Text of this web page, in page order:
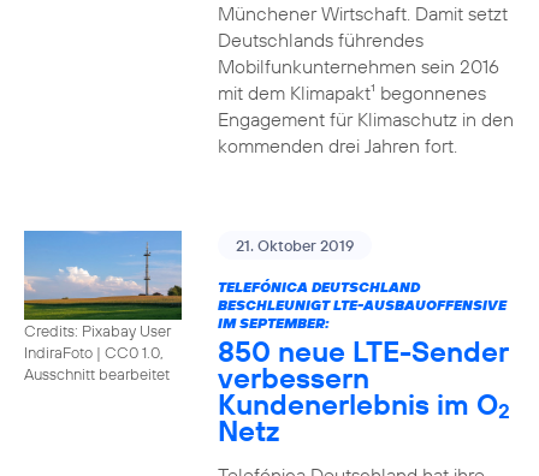
Münchener Wirtschaft. Damit setzt
Deutschlands führendes
Mobilfunkunternehmen sein 2016
mit dem Klimapakt¹ begonnenes
Engagement für Klimaschutz in den
kommenden drei Jahren fort.
Credits: Pixabay User
IndiraFoto | CC0 1.0,
Ausschnitt bearbeitet
21. Oktober 2019
TELEFÓNICA DEUTSCHLAND
BESCHLEUNIGT LTE-AUSBAUOFFENSIVE
IM SEPTEMBER:
850 neue LTE-Sender
verbessern
Kundenerlebnis im O2
Netz